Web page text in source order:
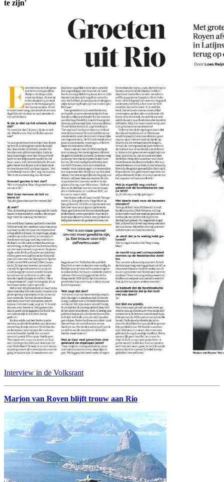
te zijn'
Interview in de Volksrant
Marjon van Royen blijft trouw aan Rio